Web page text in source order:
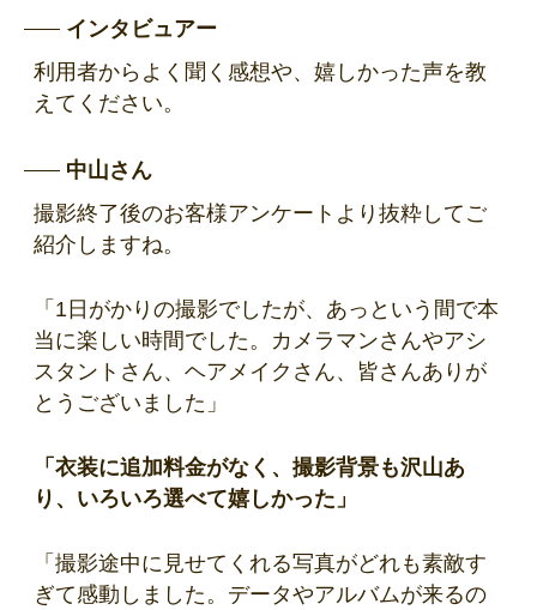
インタビュアー
利用者からよく聞く感想や、嬉しかった声を教
えてください。
中山さん
撮影終了後のお客様アンケートより抜粋してご
紹介しますね。
「1日がかりの撮影でしたが、あっという間で本
当に楽しい時間でした。カメラマンさんやアシ
スタントさん、ヘアメイクさん、皆さんありが
とうございました」
「衣装に追加料金がなく、撮影背景も沢山あ
り、いろいろ選べて嬉しかった」
「撮影途中に見せてくれる写真がどれも素敵す
ぎて感動しました。データやアルバムが来るの